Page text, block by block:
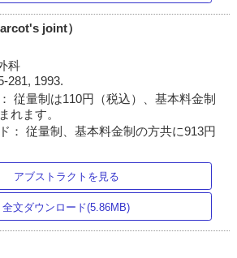
joint）
科
281, 1993.
従量制は110円（税込）、基本料金制
れます。
： 従量制、基本料金制の方共に913円
アブストラクトを見る
全文ダウンロード(5.86MB)